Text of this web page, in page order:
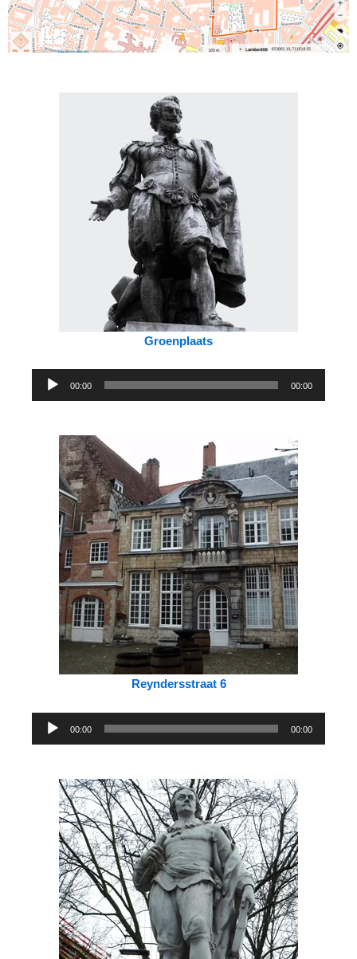
Groenplaats
Audiospeler
00:00 00:00
Reyndersstraat 6
Audiospeler
00:00 00:00